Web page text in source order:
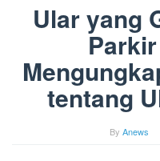
Ular yang
tentang
By Anews